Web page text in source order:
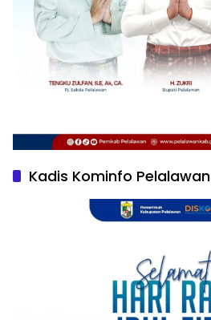
Kadis Kominfo Pelalawan